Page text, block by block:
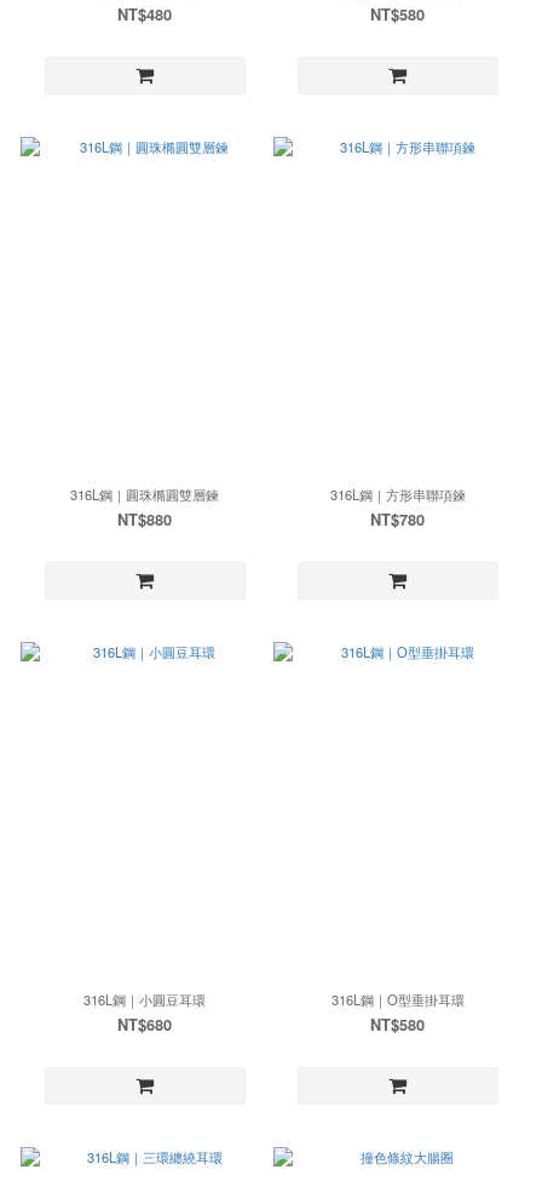
NT$480 NT$580
316L鋼｜圓珠橢圓雙層鍊
NT$880
316L鋼｜方形串聯項鍊
NT$780
316L鋼｜小圓豆耳環
NT$680
316L鋼｜O型垂掛耳環
NT$580